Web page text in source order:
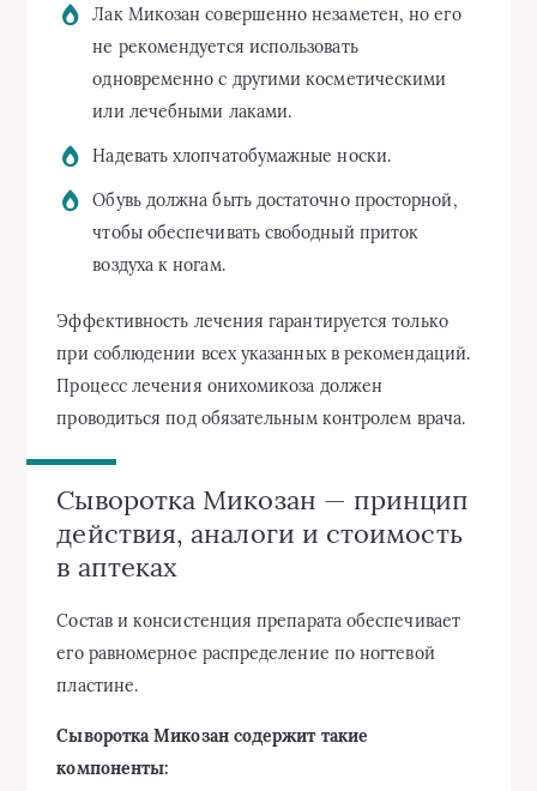
Лак Микозан совершенно незаметен, но его
не рекомендуется использовать
одновременно с другими косметическими
или лечебными лаками.
Надевать хлопчатобумажные носки.
Обувь должна быть достаточно просторной,
чтобы обеспечивать свободный приток
воздуха к ногам.
Эффективность лечения гарантируется только
при соблюдении всех указанных в рекомендаций.
Процесс лечения онихомикоза должен
проводиться под обязательным контролем врача.
Сыворотка Микозан — принцип
действия, аналоги и стоимость
в аптеках
Состав и консистенция препарата обеспечивает
его равномерное распределение по ногтевой
пластине.
Сыворотка Микозан содержит такие
компоненты: